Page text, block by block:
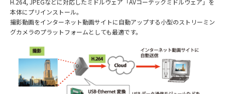
H.264, JPEGなどに対応したミドルウェア「AVコーデックミドルウェア」を
本体にプリインストール。
撮影動画をインターネット動画サイトに自動アップする小型のストリーミン
グカメラのプラットフォームとしても最適です。